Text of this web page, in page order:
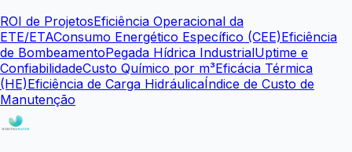
ROI de ProjetosEficiência Operacional da
ETE/ETAConsumo Energético Específico (CEE)Eficiência
de BombeamentoPegada Hídrica IndustrialUptime e
ConfiabilidadeCusto Químico por m³Eficácia Térmica
(HE)Eficiência de Carga HidráulicaÍndice de Custo de
Manutenção